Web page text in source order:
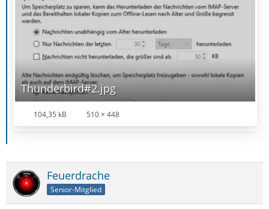
Thunderbird#2.jpg
104,35 kB 510 × 448
Feuerdrache
Senior-Mitglied